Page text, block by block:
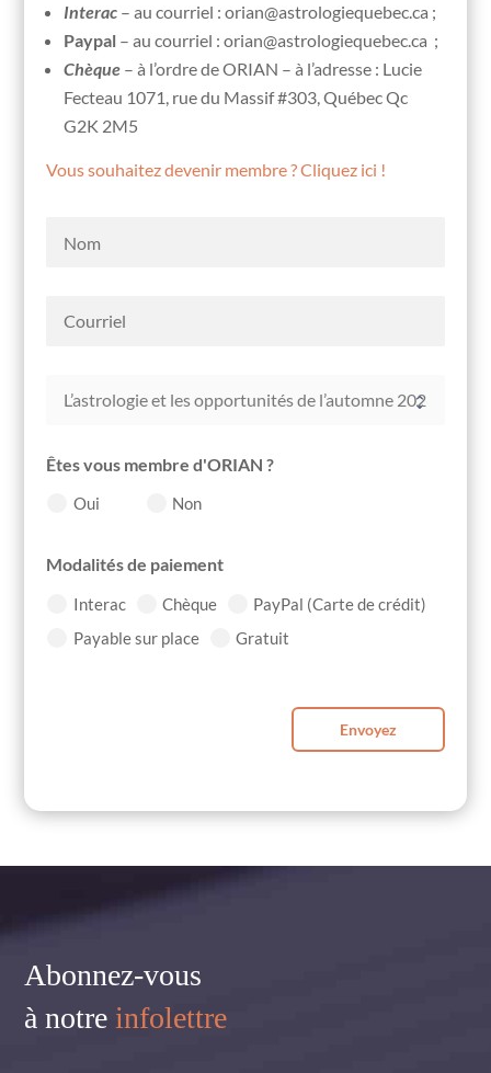
Interac – au courriel : orian@astrologiequebec.ca ;
Paypal – au courriel : orian@astrologiequebec.ca ;
Chèque – à l’ordre de ORIAN – à l’adresse : Lucie
Fecteau 1071, rue du Massif #303, Québec Qc
G2K 2M5
Vous souhaitez devenir membre ? Cliquez ici !
Êtes vous membre d'ORIAN ?
Oui Non
Modalités de paiement
Interac Chèque
PayPal (Carte de crédit)
Payable sur place
Gratuit
Envoyez
Abonnez-vous
à notreinfolettre